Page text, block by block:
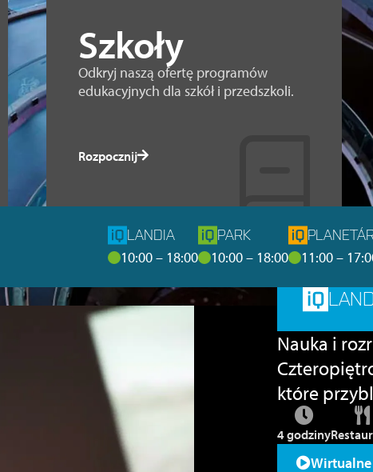
Szkoły
Odkryj naszą ofertę programów
edukacyjnych dla szkół i przedszkoli.
Rozpocznij
LANDIA
10:00 – 18:00
PARK
10:00 – 18:00 11:00 –
Nauka i
które
4 godziny